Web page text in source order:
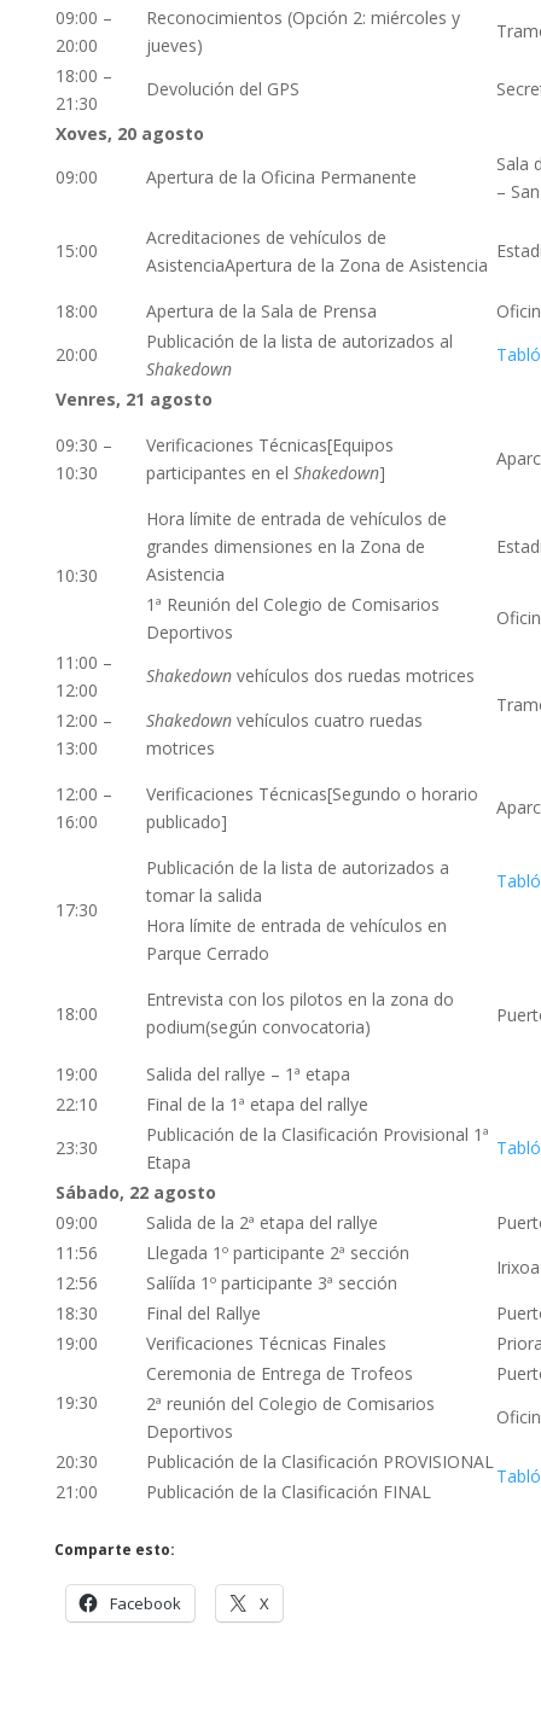
09:00 –
20:00
Reconocimientos (Opción 2: miércoles y
jueves)
18:00 –
21:30
Devolución del GPS
Xoves, 20 agosto
09:00
Apertura de la Oficina Permanente
Sala
–
15:00
Acreditaciones de vehículos de
AsistenciaApertura de la Zona de Asistencia
18:00 Apertura de la Sala de Prensa
20:00
Publicación de la lista de autorizados al
Shakedown
Venres, 21 agosto
09:30 –
10:30
Verificaciones Técnicas[Equipos
participantes en el Shakedown]
10:30
Hora límite de entrada de vehículos de
grandes dimensiones en la Zona de
Asistencia
1ª Reunión del Colegio de Comisarios
Deportivos
11:00 –
12:00
Shakedownvehículos dos ruedas motrices
12:00 –
13:00
Shakedown vehículos cuatro ruedas
motrices
12:00 –
16:00
Verificaciones Técnicas[Segundo o horario
publicado]
17:30
Publicación de la lista de autorizados a
tomar la salida
Hora límite de entrada de vehículos en
Parque Cerrado
18:00
Entrevista con los pilotos en la zona do
podium(según convocatoria)
19:00
Salida del rallye – 1ª etapa
22:10
Final de la 1ª etapa del rallye
23:30
Publicación de la Clasificación Provisional 1ª
Etapa
Sábado, 22 agosto
09:00
Salida de la 2ª etapa del rallye
11:56
Llegada 1º participante 2ª sección
Irixoa
12:56
Salíída 1º participante 3ª sección
18:30
Final del Rallye
19:00
Verificaciones Técnicas Finales
19:30
Ceremonia de Entrega de Trofeos
2ª reunión del Colegio de Comisarios
Deportivos
20:30
Publicación de la Clasificación PROVISIONAL
21:00 Publicación de la Clasificación FINAL
Comparte esto:
Facebook X